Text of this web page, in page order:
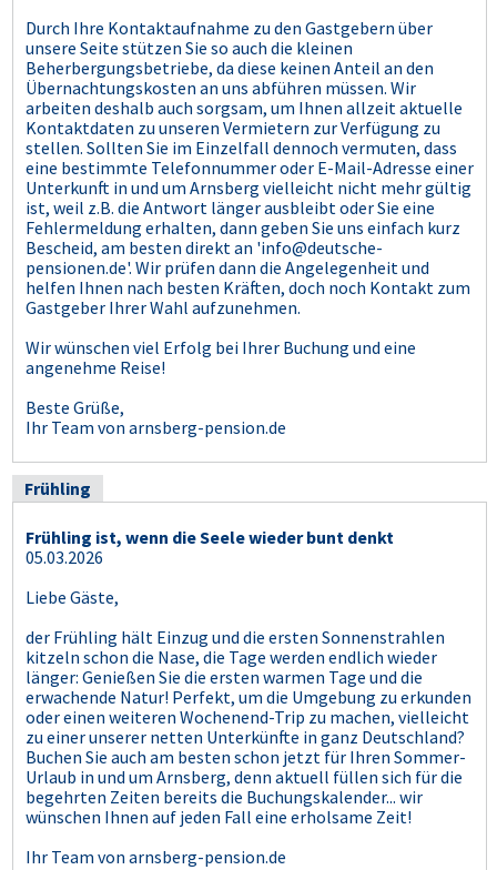
Durch Ihre Kontaktaufnahme zu den Gastgebern über
unsere Seite stützen Sie so auch die kleinen
Beherbergungsbetriebe, da diese keinen Anteil an den
Übernachtungskosten an uns abführen müssen. Wir
arbeiten deshalb auch sorgsam, um Ihnen allzeit aktuelle
Kontaktdaten zu unseren Vermietern zur Verfügung zu
stellen. Sollten Sie im Einzelfall dennoch vermuten, dass
eine bestimmte Telefonnummer oder E-Mail-Adresse einer
Unterkunft in und um Arnsberg vielleicht nicht mehr gültig
ist, weil z.B. die Antwort länger ausbleibt oder Sie eine
Fehlermeldung erhalten, dann geben Sie uns einfach kurz
Bescheid, am besten direkt an 'info@deutsche-
pensionen.de'. Wir prüfen dann die Angelegenheit und
helfen Ihnen nach besten Kräften, doch noch Kontakt zum
Gastgeber Ihrer Wahl aufzunehmen.
Wir wünschen viel Erfolg bei Ihrer Buchung und eine
angenehme Reise!
Beste Grüße,
Ihr Team von arnsberg-pension.de
Frühling
Frühling ist, wenn die Seele wieder bunt denkt
05.03.2026
Liebe Gäste,
der Frühling hält Einzug und die ersten Sonnenstrahlen
kitzeln schon die Nase, die Tage werden endlich wieder
länger: Genießen Sie die ersten warmen Tage und die
erwachende Natur! Perfekt, um die Umgebung zu erkunden
oder einen weiteren Wochenend-Trip zu machen, vielleicht
zu einer unserer netten Unterkünfte in ganz Deutschland?
Buchen Sie auch am besten schon jetzt für Ihren Sommer-
Urlaub in und um Arnsberg, denn aktuell füllen sich für die
begehrten Zeiten bereits die Buchungskalender... wir
wünschen Ihnen auf jeden Fall eine erholsame Zeit!
Ihr Team von arnsberg-pension.de